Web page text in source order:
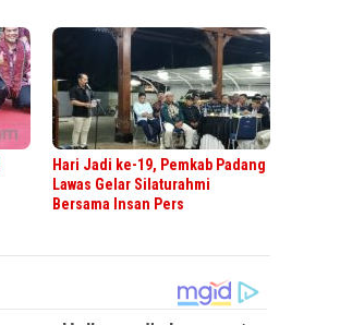
Hari Jadi ke-19, Pemkab Padang
Lawas Gelar Silaturahmi
Bersama Insan Pers